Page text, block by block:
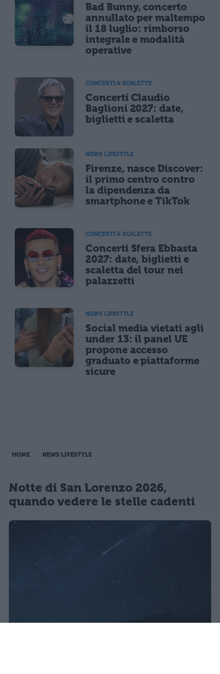
Bad Bunny, concerto
annullato per maltempo
il 18 luglio: rimborso
integrale e modalità
operative
CONCERTI & SCALETTE
Concerti Claudio
Baglioni 2027: date,
biglietti e scaletta
NEWS LIFESTYLE
Firenze, nasce Discover:
il primo centro contro
la dipendenza da
smartphone e TikTok
CONCERTI & SCALETTE
Concerti Sfera Ebbasta
2027: date, biglietti e
scaletta del tour nei
palazzetti
NEWS LIFESTYLE
Social media vietati agli
under 13: il panel UE
propone accesso
graduato e piattaforme
sicure
HOME NEWS LIFESTYLE
Notte di San Lorenzo 2026,
quando vedere le stelle cadenti